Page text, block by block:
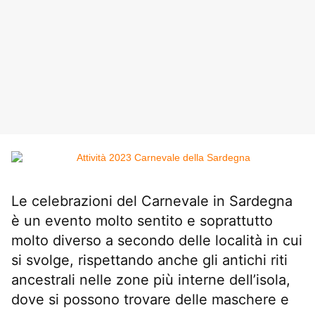
Le celebrazioni del Carnevale in Sardegna
è un evento molto sentito e soprattutto
molto diverso a secondo delle località in cui
si svolge, rispettando anche gli antichi riti
ancestrali nelle zone più interne dell’isola,
dove si possono trovare delle maschere e